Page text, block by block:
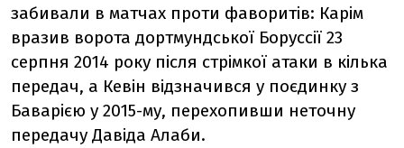
забивали в матчах проти фаворитів: Карім
вразив ворота дортмундської Боруссії 23
серпня 2014 року після стрімкої атаки в кілька
передач, а Кевін відзначився у поєдинку з
Баварією у 2015-му, перехопивши неточну
передачу Давіда Алаби.